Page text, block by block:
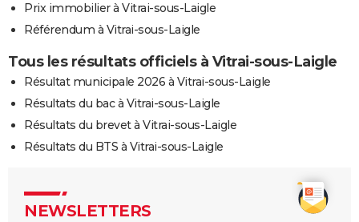
Prix immobilier à Vitrai-sous-Laigle
Référendum à Vitrai-sous-Laigle
Tous les résultats officiels à Vitrai-sous-Laigle
Résultat municipale 2026 à Vitrai-sous-Laigle
Résultats du bac à Vitrai-sous-Laigle
Résultats du brevet à Vitrai-sous-Laigle
Résultats du BTS à Vitrai-sous-Laigle
NEWSLETTERS